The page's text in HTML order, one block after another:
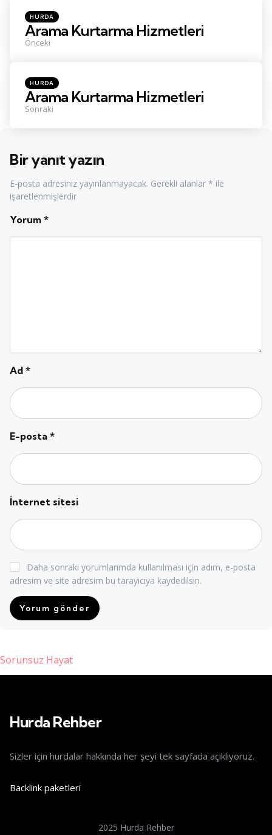
Posted
in
HURDA
Arama Kurtarma Hizmetleri
Önceki
Posted
in
HURDA
Arama Kurtarma Hizmetleri
Sonraki
Bir yanıt yazın
E-posta adresiniz yayınlanmayacak. Gerekli alanlar * ile
işaretlenmişlerdir
Yorum *
Ad *
E-posta *
İnternet sitesi
Daha sonraki yorumlarımda kullanılması için adım, e-posta
adresim ve site adresim bu tarayıcıya kaydedilsin.
Sorunsuz Hayat
Hurda Rehber
Sizler için hurdalar hakkında her şeyi tek sayfada açıklıyoruz.
Backlink paketleri
2025 Hurda Rehber